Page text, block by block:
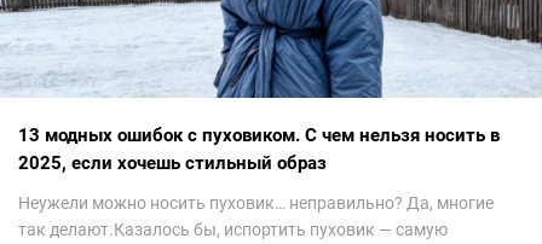
13 модных ошибок с пуховиком. С чем нельзя носить в
2025, если хочешь стильный образ
Неужели можно носить пуховик… неправильно? Да, многие
так делают.Казалось бы, испортить пуховик — самую